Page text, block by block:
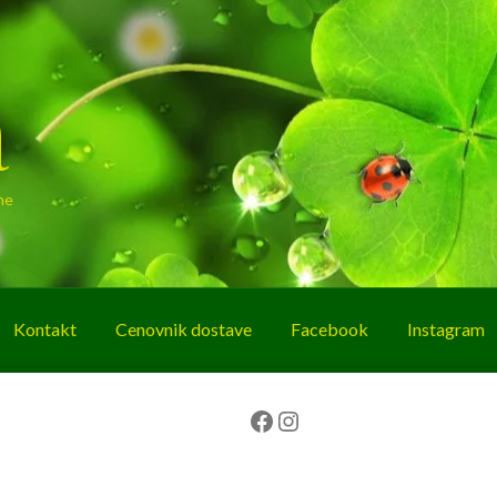
Kontakt Cenovnik dostave Facebook Instagram
Facebook Instagram